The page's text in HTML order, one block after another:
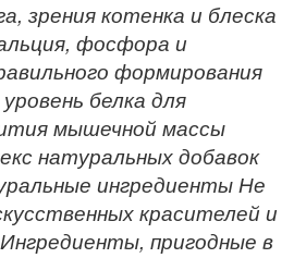
зрения котенка и блеска
фосфора и
формирования
белка для
мышечной массы
натуральных добавок
ингредиенты Не
красителей и
пригодные в